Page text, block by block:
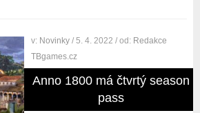
v: Novinky / 5. 4. 2022 / od: Redakce
TBgames.cz
Anno 1800 má čtvrtý season
pass